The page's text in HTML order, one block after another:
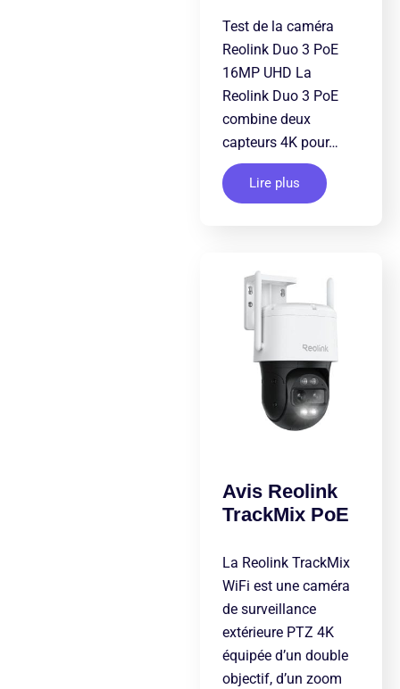
Test de la caméra
Reolink Duo 3 PoE
16MP UHD La
Reolink Duo 3 PoE
combine deux
capteurs 4K pour…
Lire plus
Avis Reolink
TrackMix PoE
La Reolink TrackMix
WiFi est une caméra
de surveillance
extérieure PTZ 4K
équipée d’un double
objectif, d’un zoom